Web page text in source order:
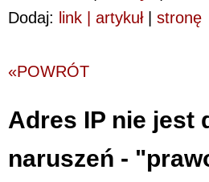
Dodaj: link | artykuł| stronę
«POWRÓT
Adres IP nie jest
naruszeń -